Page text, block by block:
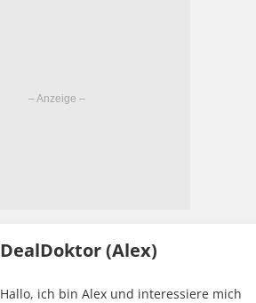
DealDoktor (Alex)
Hallo, ich bin Alex und interessiere mich